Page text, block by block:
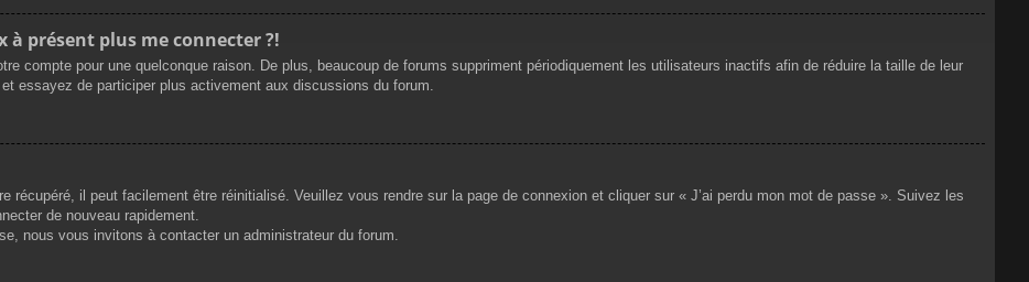
à présent plus me connecter ?!
compte pour une quelconque raison. De plus, beaucoup de forums suppriment périodiquement les utilisateurs inactifs afin de réduire la taille de leur
essayez de participer plus activement aux discussions du forum.
récupéré, il peut facilement être réinitialisé. Veuillez vous rendre sur la page de connexion et cliquer sur « J’ai perdu mon mot de passe ». Suivez les
de nouveau rapidement.
nous vous invitons à contacter un administrateur du forum.